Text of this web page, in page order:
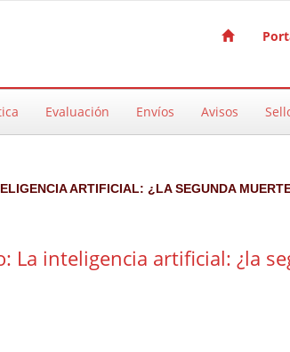
Evaluación Envíos Avisos
ARTIFICIAL: ¿LA SEGUNDA
La inteligencia artificial: ¿la